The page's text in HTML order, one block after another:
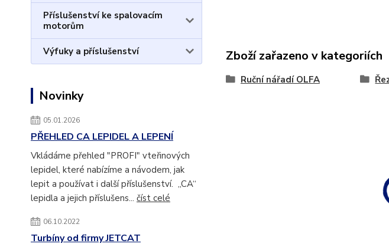
Příslušenství ke spalovacím
motorům
Výfuky a příslušenství
Novinky
05.01.2026
PŘEHLED CA LEPIDEL A LEPENÍ
Vkládáme přehled "PROFI" vteřinových
lepidel, které nabízíme a návodem, jak
lepit a používat i další příslušenství. „CA“
lepidla a jejich příslušens... číst celé
06.10.2022
Turbíny od firmy JETCAT
Zboží zařazeno v kategoriích
Ruční nářadí OLFA